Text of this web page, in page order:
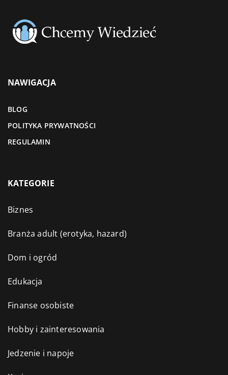
NAWIGACJA
BLOG
POLITYKA PRYWATNOŚCI
REGULAMIN
KATEGORIE
Biznes
Branża adult (erotyka, hazard)
Dom i ogród
Edukacja
Finanse osobiste
Hobby i zainteresowania
Jedzenie i napoje